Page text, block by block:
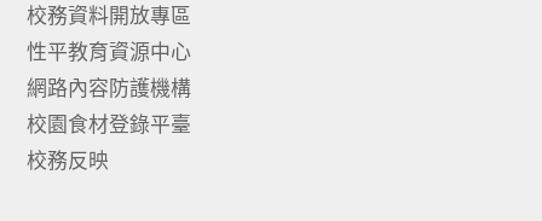
校務資料開放專區
性平教育資源中心
網路內容防護機構
校園食材登錄平臺
校務反映